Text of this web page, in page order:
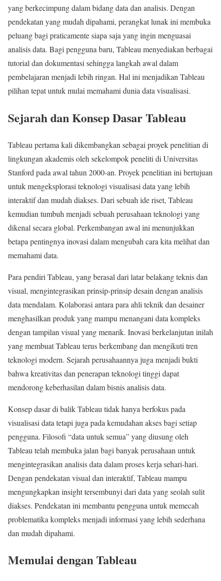
yang berkecimpung dalam bidang data dan analisis. Dengan
pendekatan yang mudah dipahami, perangkat lunak ini membuka
peluang bagi praticamente siapa saja yang ingin menguasai
analisis data. Bagi pengguna baru, Tableau menyediakan berbagai
tutorial dan dokumentasi sehingga langkah awal dalam
pembelajaran menjadi lebih ringan. Hal ini menjadikan Tableau
pilihan tepat untuk mulai memahami dunia data visualisasi.
Sejarah dan Konsep Dasar Tableau
Tableau pertama kali dikembangkan sebagai proyek penelitian di
lingkungan akademis oleh sekelompok peneliti di Universitas
Stanford pada awal tahun 2000-an. Proyek penelitian ini bertujuan
untuk mengeksplorasi teknologi visualisasi data yang lebih
interaktif dan mudah diakses. Dari sebuah ide riset, Tableau
kemudian tumbuh menjadi sebuah perusahaan teknologi yang
dikenal secara global. Perkembangan awal ini menunjukkan
betapa pentingnya inovasi dalam mengubah cara kita melihat dan
memahami data.
Para pendiri Tableau, yang berasal dari latar belakang teknis dan
visual, mengintegrasikan prinsip-prinsip desain dengan analisis
data mendalam. Kolaborasi antara para ahli teknik dan desainer
menghasilkan produk yang mampu menangani data kompleks
dengan tampilan visual yang menarik. Inovasi berkelanjutan inilah
yang membuat Tableau terus berkembang dan mengikuti tren
teknologi modern. Sejarah perusahaannya juga menjadi bukti
bahwa kreativitas dan penerapan teknologi tinggi dapat
mendorong keberhasilan dalam bisnis analisis data.
Konsep dasar di balik Tableau tidak hanya berfokus pada
visualisasi data tetapi juga pada kemudahan akses bagi setiap
pengguna. Filosofi “data untuk semua” yang diusung oleh
Tableau telah membuka jalan bagi banyak perusahaan untuk
mengintegrasikan analisis data dalam proses kerja sehari-hari.
Dengan pendekatan visual dan interaktif, Tableau mampu
mengungkapkan insight tersembunyi dari data yang seolah sulit
diakses. Pendekatan ini membantu pengguna untuk memecah
problematika kompleks menjadi informasi yang lebih sederhana
dan mudah dipahami.
Memulai dengan Tableau